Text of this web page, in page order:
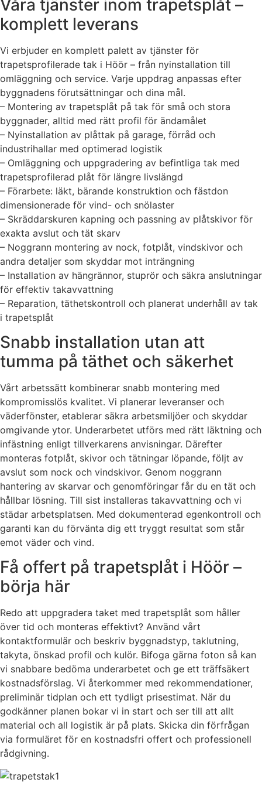
Våra tjänster inom trapetsplåt –
komplett leverans
Vi erbjuder en komplett palett av tjänster för
trapetsprofilerade tak i Höör – från nyinstallation till
omläggning och service. Varje uppdrag anpassas efter
byggnadens förutsättningar och dina mål.
– Montering av trapetsplåt på tak för små och stora
byggnader, alltid med rätt profil för ändamålet
– Nyinstallation av plåttak på garage, förråd och
industrihallar med optimerad logistik
– Omläggning och uppgradering av befintliga tak med
trapetsprofilerad plåt för längre livslängd
– Förarbete: läkt, bärande konstruktion och fästdon
dimensionerade för vind- och snölaster
– Skräddarskuren kapning och passning av plåtskivor för
exakta avslut och tät skarv
– Noggrann montering av nock, fotplåt, vindskivor och
andra detaljer som skyddar mot inträngning
– Installation av hängrännor, stuprör och säkra anslutningar
för effektiv takavvattning
– Reparation, täthetskontroll och planerat underhåll av tak
i trapetsplåt
Snabb installation utan att
tumma på täthet och säkerhet
Vårt arbetssätt kombinerar snabb montering med
kompromisslös kvalitet. Vi planerar leveranser och
väderfönster, etablerar säkra arbetsmiljöer och skyddar
omgivande ytor. Underarbetet utförs med rätt läktning och
infästning enligt tillverkarens anvisningar. Därefter
monteras fotplåt, skivor och tätningar löpande, följt av
avslut som nock och vindskivor. Genom noggrann
hantering av skarvar och genomföringar får du en tät och
hållbar lösning. Till sist installeras takavvattning och vi
städar arbetsplatsen. Med dokumenterad egenkontroll och
garanti kan du förvänta dig ett tryggt resultat som står
emot väder och vind.
Få offert på trapetsplåt i Höör –
börja här
Redo att uppgradera taket med trapetsplåt som håller
över tid och monteras effektivt? Använd vårt
kontaktformulär och beskriv byggnadstyp, taklutning,
takyta, önskad profil och kulör. Bifoga gärna foton så kan
vi snabbare bedöma underarbetet och ge ett träffsäkert
kostnadsförslag. Vi återkommer med rekommendationer,
preliminär tidplan och ett tydligt prisestimat. När du
godkänner planen bokar vi in start och ser till att allt
material och all logistik är på plats. Skicka din förfrågan
via formuläret för en kostnadsfri offert och professionell
rådgivning.